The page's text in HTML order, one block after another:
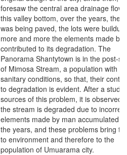
foresaw the central area drainage flow
this valley bottom, over the years, the
was being paved, the lots were
more and more the elements made by
contributed to its degradation. The
Panorama Shantytown is in the post-
of Mimosa Stream, a population with
sanitary conditions, so that, their
to degradation is evident. After a study
sources of this problem, it is observed
the stream is degraded due to incorrect
elements made by man accumulated
the years, and these problems bring
to environment and therefore to the
population of Umuarama city.